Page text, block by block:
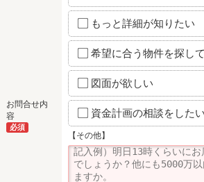
お問合せ内
容
必須
もっと詳細が知りたい
希望に合う物件を探し
図面が欲しい
資金計画の相談をしたい
【その他】